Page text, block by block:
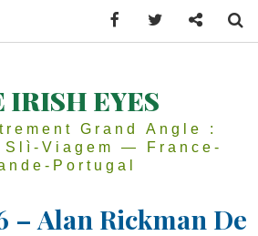
IRISH EYES
Grand Angle :
Viagem — France-
Portugal
– Alan Rickman De
Facebook Twitter